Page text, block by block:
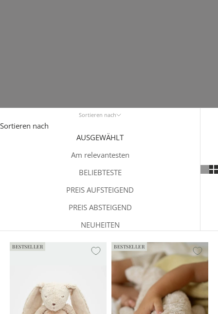
Sortieren nach
Sortieren nach
AUSGEWÄHLT
Am relevantesten
BELIEBTESTE
PREIS AUFSTEIGEND
PREIS ABSTEIGEND
NEUHEITEN
BESTSELLER BESTSELLER